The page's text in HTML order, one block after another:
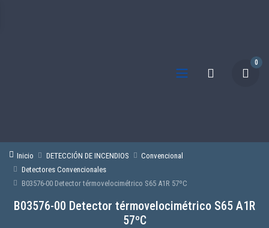
0
Inicio DETECCIÓN DE INCENDIOS
Convencional
Detectores Convencionales
B03576-00 Detector térmovelocimétrico S65 A1R 57ºC
B03576-00 Detector térmovelocimétrico S65 A1R
57ºC